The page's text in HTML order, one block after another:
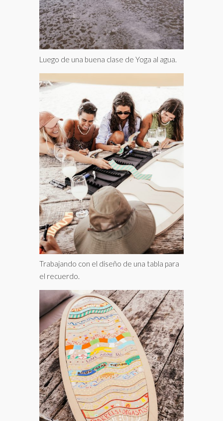
Luego de una buena clase de Yoga al agua.
Trabajando con el diseño de una tabla para
el recuerdo.